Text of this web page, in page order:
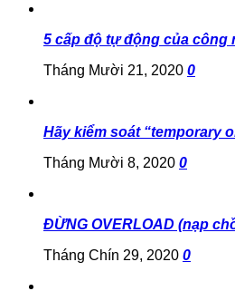
5 cấp độ tự động của công
Tháng Mười 21, 2020 0
Hãy kiểm soát “temporary
Tháng Mười 8, 2020 0
ĐỪNG OVERLOAD (nạp
Tháng Chín 29, 2020 0